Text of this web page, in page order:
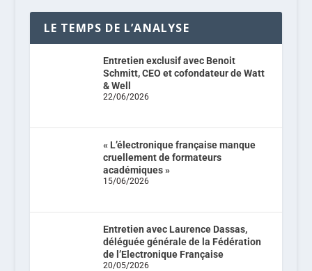
LE TEMPS DE L’ANALYSE
Entretien exclusif avec Benoit
Schmitt, CEO et cofondateur de Watt
& Well
22/06/2026
« L’électronique française manque
cruellement de formateurs
académiques »
15/06/2026
Entretien avec Laurence Dassas,
déléguée générale de la Fédération
de l’Electronique Française
20/05/2026